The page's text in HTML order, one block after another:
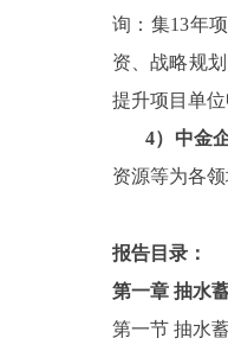
询：集13年
资、战略规
提升项目单位
4）中金
资源等为各
报告目录：
第一章 抽水
第一节 抽水